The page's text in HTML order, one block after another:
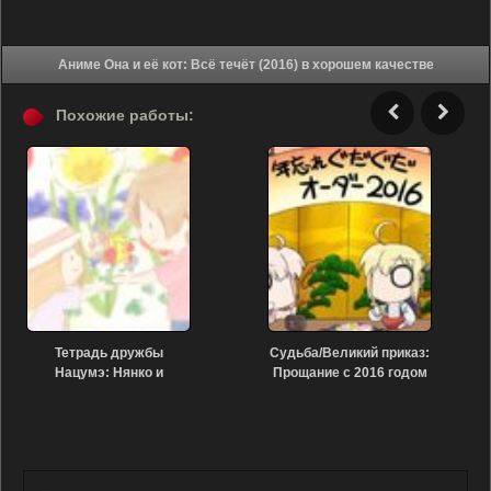
Аниме Она и её кот: Всё течёт (2016) в хорошем качестве
Похожие работы:
Тетрадь дружбы
Нацумэ: Нянко и
Судьба/Великий приказ:
Прощание с 2016 годом